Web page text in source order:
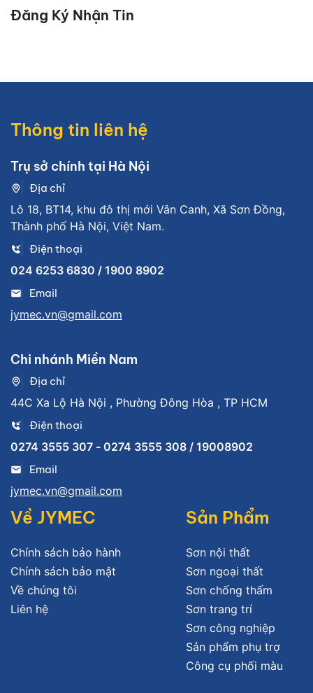
Đăng Ký Nhận Tin
Thông tin liên hệ
Trụ sở chính tại Hà Nội
Địa chỉ
Lô 18, BT14, khu đô thị mới Vân Canh, Xã Sơn Đồng,
Thành phố Hà Nội, Việt Nam.
Điện thoại
024 6253 6830 / 1900 8902
Email
jymec.vn@gmail.com
Chi nhánh Miền Nam
Địa chỉ
44C Xa Lộ Hà Nội , Phường Đông Hòa , TP HCM
Điện thoại
0274 3555 307 - 0274 3555 308 / 19008902
Email
jymec.vn@gmail.com
Về JYMEC
Chính sách bảo hành
Chính sách bảo mật
Về chúng tôi
Liên hệ
Sản Phẩm
Sơn nội thất
Sơn ngoại thất
Sơn chống thấm
Sơn trang trí
Sơn công nghiệp
Sản phẩm phụ trợ
Công cụ phối màu